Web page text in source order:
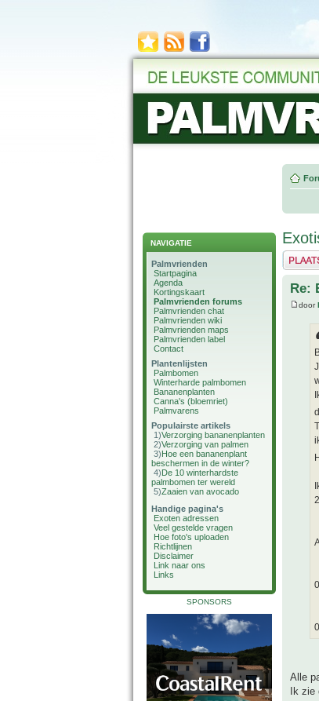
NAVIGATIE
Palmvrienden
Startpagina
Agenda
Kortingskaart
Palmvrienden forums
Palmvrienden chat
Palmvrienden wiki
Palmvrienden maps
Palmvrienden label
Contact
Plantenlijsten
Palmbomen
Winterharde palmbomen
Bananenplanten
Canna's (bloemriet)
Palmvarens
Populairste artikels
1)Verzorging bananenplanten
2)Verzorging van palmen
3)Hoe een bananenplant
beschermen in de winter?
4)De 10 winterhardste
palmbomen ter wereld
5)Zaaien van avocado
Handige pagina's
Exoten adressen
Veel gestelde vragen
Hoe foto's uploaden
Richtlijnen
Disclaimer
Link naar ons
Links
SPONSORS
Plaats
Re:
door
Alle
Ik